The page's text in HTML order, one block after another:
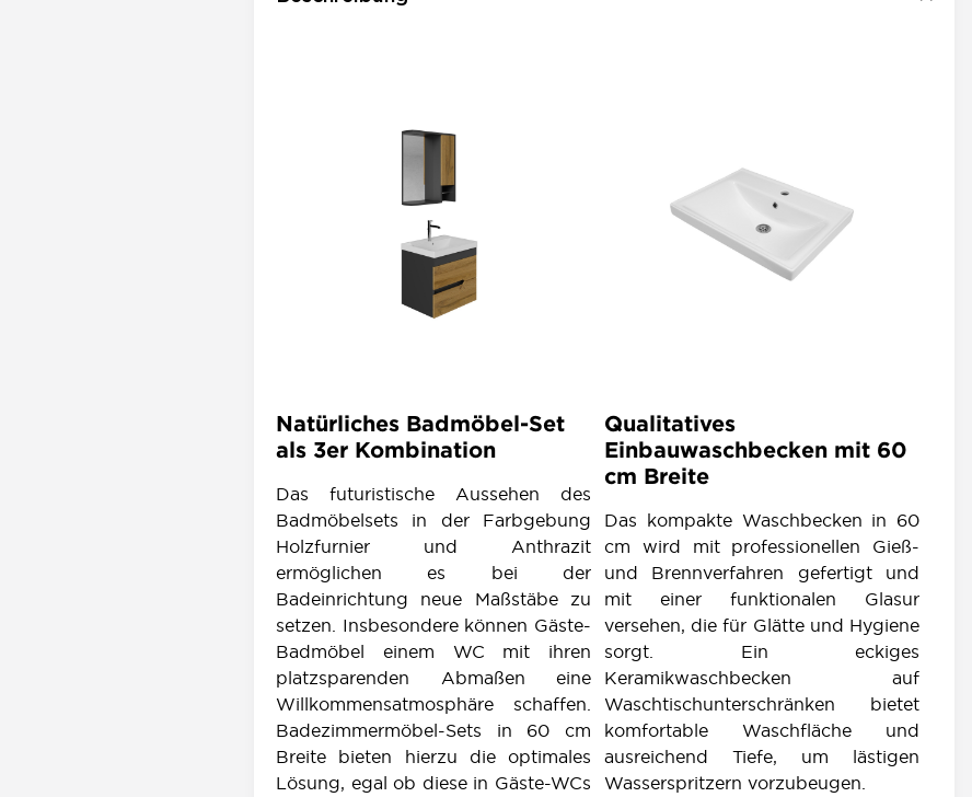
Natürliches Badmöbel-Set
als 3er Kombination
Das futuristische Aussehen des
Badmöbelsets in der Farbgebung
Holzfurnier und Anthrazit
ermöglichen es bei der
Badeinrichtung neue Maßstäbe zu
setzen. Insbesondere können Gäste-
Badmöbel einem WC mit ihren
platzsparenden Abmaßen eine
Willkommensatmosphäre schaffen.
Badezimmermöbel-Sets in 60 cm
Breite bieten hierzu die optimales
Lösung, egal ob diese in Gäste-WCs
Qualitatives
Einbauwaschbecken mit 60
cm Breite
Das kompakte Waschbecken in 60
cm wird mit professionellen Gieß-
und Brennverfahren gefertigt und
mit einer funktionalen Glasur
versehen, die für Glätte und Hygiene
sorgt. Ein eckiges
Keramikwaschbecken auf
Waschtischunterschränken bietet
komfortable Waschfläche und
ausreichend Tiefe, um lästigen
Wasserspritzern vorzubeugen.